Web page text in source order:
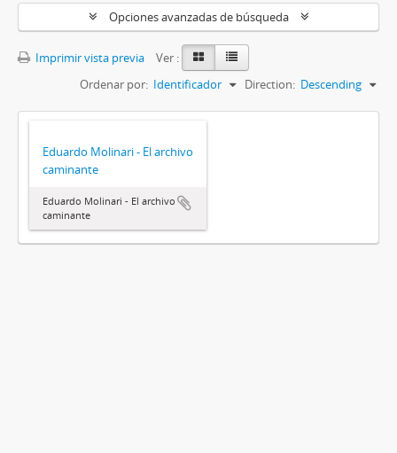
Opciones avanzadas de búsqueda
Imprimir vista previa
Ver :
Ordenar por: Identificador Direction: Descending
Eduardo Molinari - El archivo
caminante
Eduardo Molinari - El archivo
caminante